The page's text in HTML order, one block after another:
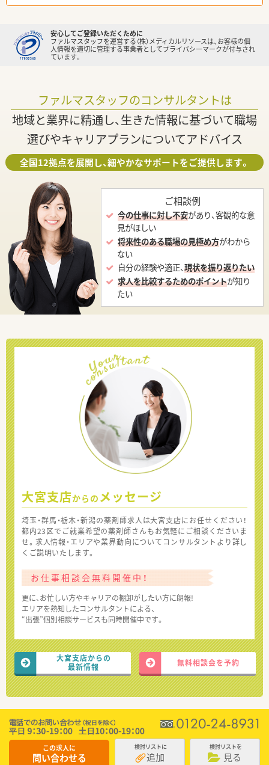
安心してご登録いただくために
ファルマスタッフを運営する（株）メディカルリソースは、お客様の個
人情報を適切に管理する事業者としてプライバシーマークが付与され
ています。
ファルマスタッフのコンサルタントは
地域と業界に精通し、生きた情報に基づいて職場
選びやキャリアプランについてアドバイス
全国12拠点を展開し、細やかなサポートをご提供します。
ご相談例
今の仕事に対し不安があり、客観的な意
見がほしい
将来性のある職場の見極め方がわから
ない
自分の経験や適正、現状を振り返りたい
求人を比較するためのポイントが知り
たい
大宮支店からの メッセージ
埼玉・群馬・栃木・新潟の薬剤師求人は大宮支店にお任せください！
都内23区でご就業希望の薬剤師さんもお気軽にご相談くださいま
せ。求人情報・エリアや業界動向についてコンサルタントより詳し
くご説明いたします。
お仕事相談会無料開催中！
更に、お忙しい方やキャリアの棚卸がしたい方に朗報!
エリアを熟知したコンサルタントによる、
“出張”個別相談サービスも同時開催中です。
大宮支店からの
最新情報
無料相談会を予約
この求人に
問い合わせる
検討リストに
追加
検討リストを
見る